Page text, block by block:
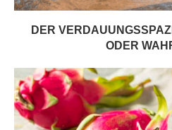
DER
ODER